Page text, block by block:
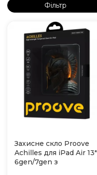
Фільтр
Захисне скло Proove
Achilles для iPad Air 13"
6gen/7gen з